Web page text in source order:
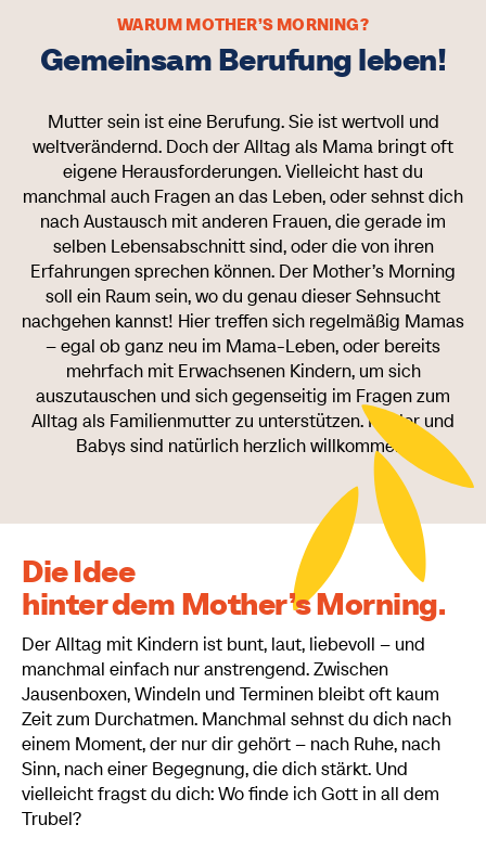
WARUM MOTHER’S MORNING?
Gemeinsam Berufung leben!
Mutter sein ist eine Berufung. Sie ist wertvoll und
weltverändernd. Doch der Alltag als Mama bringt oft
eigene Herausforderungen. Vielleicht hast du
manchmal auch Fragen an das Leben, oder sehnst dich
nach Austausch mit anderen Frauen, die gerade im
selben Lebensabschnitt sind, oder die von ihren
Erfahrungen sprechen können. Der Mother’s Morning
soll ein Raum sein, wo du genau dieser Sehnsucht
nachgehen kannst! Hier treffen sich regelmäßig Mamas
– egal ob ganz neu im Mama-Leben, oder bereits
mehrfach mit Erwachsenen Kindern, um sich
auszutauschen und sich gegenseitig im Fragen zum
Alltag als Familienmutter zu unterstützen. Kinder und
Babys sind natürlich herzlich willkommen!
Die Idee
hinter dem Mother’s Morning.
Der Alltag mit Kindern ist bunt, laut, liebevoll – und
manchmal einfach nur anstrengend. Zwischen
Jausenboxen, Windeln und Terminen bleibt oft kaum
Zeit zum Durchatmen. Manchmal sehnst du dich nach
einem Moment, der nur dir gehört – nach Ruhe, nach
Sinn, nach einer Begegnung, die dich stärkt. Und
vielleicht fragst du dich: Wo finde ich Gott in all dem
Trubel?